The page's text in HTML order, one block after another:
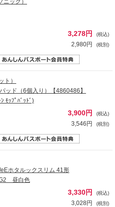
3,278円 (税込)
2,980円 (税別)
ト）
ッド（6個入り）【4860486】
ﾓｯﾌﾟﾊﾞｯﾄﾞ)
3,900円 (税込)
3,546円 (税別)
ホタルックスリム 41形
昼白色
3,330円 (税込)
3,028円 (税別)